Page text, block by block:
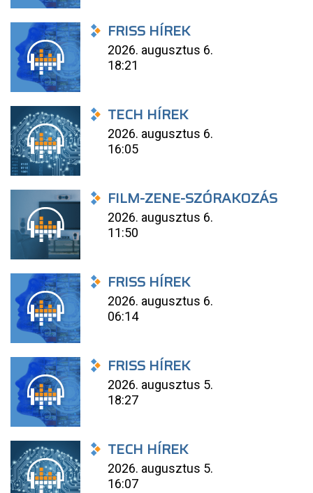
FRISS HÍREK
2026. augusztus 6.
18:21
TECH HÍREK
2026. augusztus 6.
16:05
FILM-ZENE-SZÓRAKOZÁS
2026. augusztus 6.
11:50
FRISS HÍREK
2026. augusztus 6.
06:14
FRISS HÍREK
2026. augusztus 5.
18:27
TECH HÍREK
2026. augusztus 5.
16:07